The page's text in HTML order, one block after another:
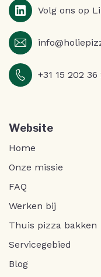
Volg ons op
+31 15 202 36
Website
Home
Onze missie
FAQ
Werken bij
Thuis pizza bakken
Servicegebied
Blog